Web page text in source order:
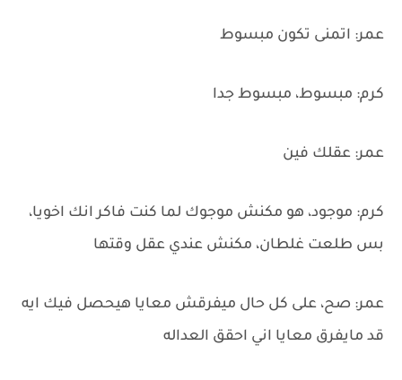
عمر: اتمنى تكون مبسوط
كرم: مبسوط، مبسوط جدا
عمر: عقلك فين
كرم: موجود، هو مكنش موجوك لما كنت فاكر انك اخويا،
بس طلعت غلطان، مكنش عندي عقل وقتها
عمر: صح، على كل حال ميفرقش معايا هيحصل فيك ايه
قد مايفرق معايا اني احقق العداله